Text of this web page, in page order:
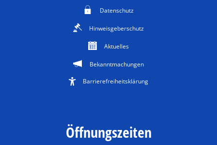
Datenschutz
Hinweisgeberschutz
Aktuelles
Bekanntmachungen
Barrierefreiheitsklärung
Öffnungszeiten